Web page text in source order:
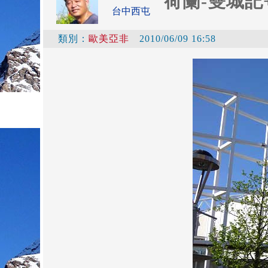
台中西屯
類別： 歐美亞非 2010/06/09 16:58